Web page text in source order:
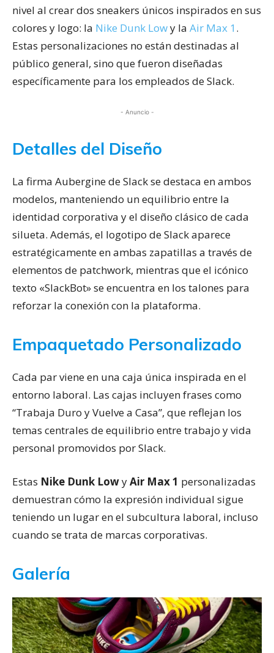
nivel al crear dos sneakers únicos inspirados en sus
colores y logo: la Nike Dunk Lowy la Air Max 1 .
Estas personalizaciones no están destinadas al
público general, sino que fueron diseñadas
específicamente para los empleados de Slack.
- Anuncio -
Detalles del Diseño
La firma Aubergine de Slack se destaca en ambos
modelos, manteniendo un equilibrio entre la
identidad corporativa y el diseño clásico de cada
silueta. Además, el logotipo de Slack aparece
estratégicamente en ambas zapatillas a través de
elementos de patchwork, mientras que el icónico
texto «SlackBot» se encuentra en los talones para
reforzar la conexión con la plataforma.
Empaquetado Personalizado
Cada par viene en una caja única inspirada en el
entorno laboral. Las cajas incluyen frases como
“Trabaja Duro y Vuelve a Casa”, que reflejan los
temas centrales de equilibrio entre trabajo y vida
personal promovidos por Slack.
Estas Nike Dunk LowyAir Max 1 personalizadas
demuestran cómo la expresión individual sigue
teniendo un lugar en el subcultura laboral, incluso
cuando se trata de marcas corporativas.
Galería